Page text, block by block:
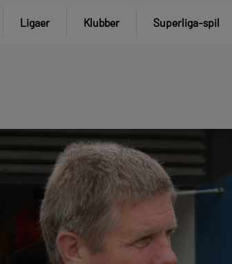
Ligaer Klubber Superliga-spil